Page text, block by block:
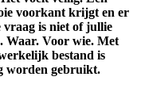
voorkant krijgt en er
vraag is niet of jullie
Waar. Voor wie. Met
bestand is
worden gebruikt.